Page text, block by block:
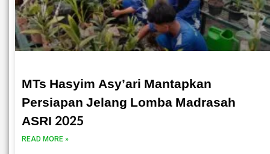
MTs Hasyim Asy’ari Mantapkan
Persiapan Jelang Lomba Madrasah
ASRI 2025
READ MORE »